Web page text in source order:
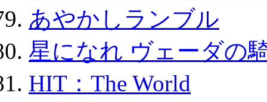
あやかしランブル
星になれ ヴェーダの
HIT：The World